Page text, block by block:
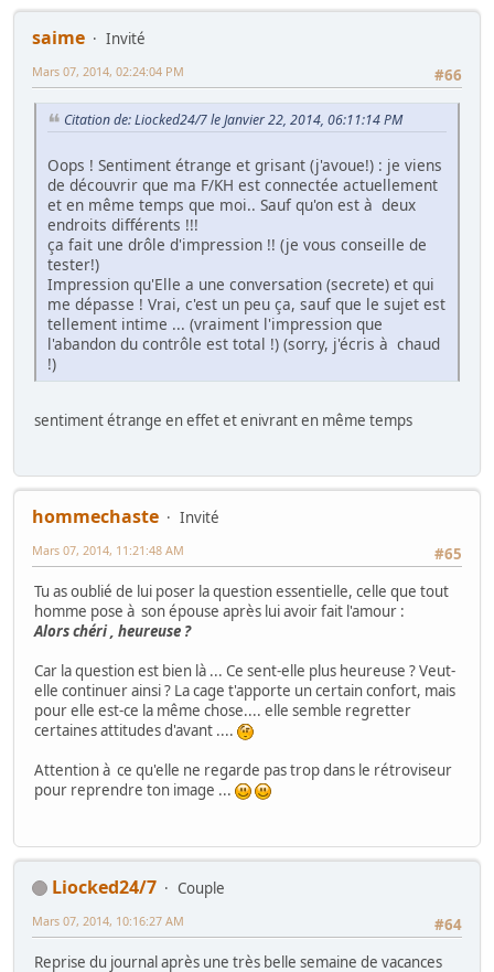
saime
Invité
#66
Mars 07, 2014, 02:24:04 PM
Citation de: Liocked24/7 le Janvier 22, 2014, 06:11:14 PM
Oops ! Sentiment étrange et grisant (j'avoue!) : je viens
de découvrir que ma F/KH est connectée actuellement
et en même temps que moi.. Sauf qu'on est à deux
endroits différents !!!
ça fait une drôle d'impression !! (je vous conseille de
tester!)
Impression qu'Elle a une conversation (secrete) et qui
me dépasse ! Vrai, c'est un peu ça, sauf que le sujet est
tellement intime ... (vraiment l'impression que
l'abandon du contrôle est total !) (sorry, j'écris à chaud
!)
sentiment étrange en effet et enivrant en même temps
hommechaste
Invité
#65
Mars 07, 2014, 11:21:48 AM
Tu as oublié de lui poser la question essentielle, celle que tout
homme pose à son épouse après lui avoir fait l'amour :
Alors chéri , heureuse ?
Car la question est bien là ... Ce sent-elle plus heureuse ? Veut-
elle continuer ainsi ? La cage t'apporte un certain confort, mais
pour elle est-ce la même chose.... elle semble regretter
certaines attitudes d'avant ....
Attention à ce qu'elle ne regarde pas trop dans le rétroviseur
pour reprendre ton image ...
Liocked24/7
Couple
#64
Mars 07, 2014, 10:16:27 AM
Reprise du journal après une très belle semaine de vacances